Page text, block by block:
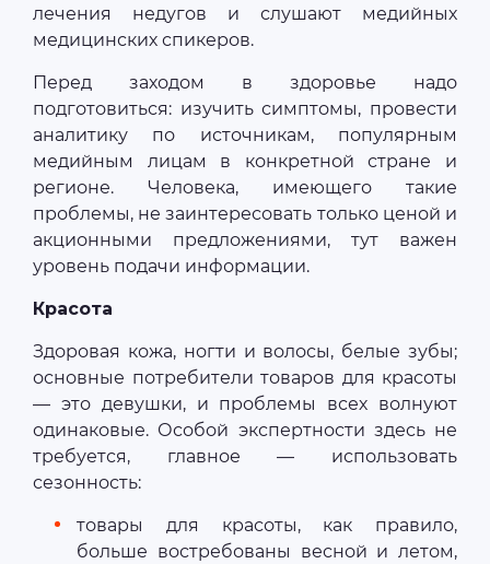
лечения недугов и слушают медийных
медицинских спикеров.
Перед заходом в здоровье надо
подготовиться: изучить симптомы, провести
аналитику по источникам, популярным
медийным лицам в конкретной стране и
регионе. Человека, имеющего такие
проблемы, не заинтересовать только ценой и
акционными предложениями, тут важен
уровень подачи информации.
Красота
Здоровая кожа, ногти и волосы, белые зубы;
основные потребители товаров для красоты
— это девушки, и проблемы всех волнуют
одинаковые. Особой экспертности здесь не
требуется, главное — использовать
сезонность:
товары для красоты, как правило,
больше востребованы весной и летом,